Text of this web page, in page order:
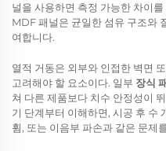
널을 사용하면 측정 가능한 차이
MDF 패널은 균일한 섬유 구조와
여합니다.
열적 거동은 외부와 인접한 벽면
고려해야 할 요소이다. 일부 장식
쳐 다른 제품보다 치수 안정성이
기 단계부터 이해하면, 시공 후 수
휨, 또는 이음부 파손과 같은 문제